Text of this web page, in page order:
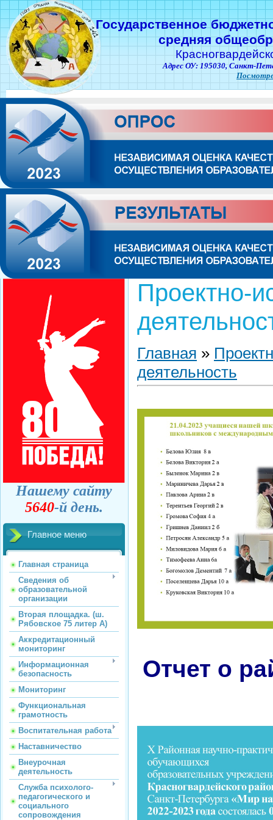
Государственное
средняя
Адрес ОУ: 195030, Санкт-
Нашему сайту
5640-й день.
Главное меню
Главная страница
Сведения об
образовательной
организации
Вторая площадка. (ш.
Рябовское 75 литер А)
Аккредитационный
мониторинг
Информационная
безопасность
Мониторинг
Функциональная
грамотность
Воспитательная работа
Наставничество
Внеурочная
деятельность
Служба психолого-
педагогического и
социального
сопровождения
Проектно-
Главная »
деятельность
Отчет о